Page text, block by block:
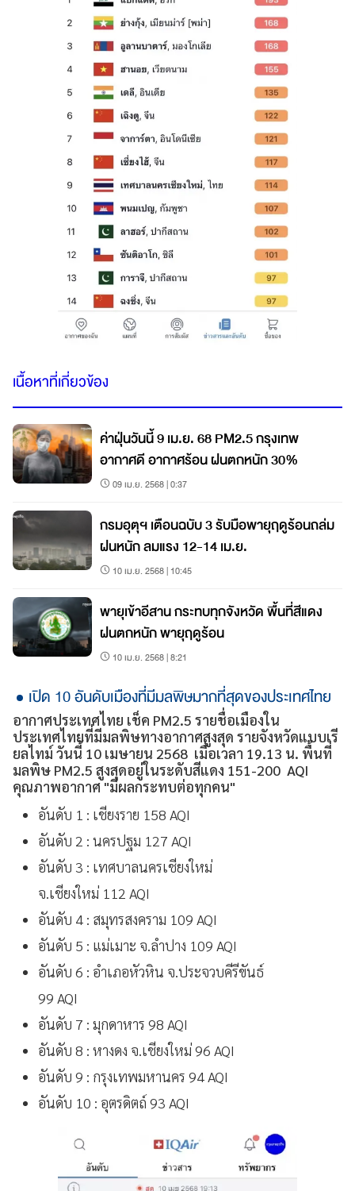
เนื้อหาที่เกี่ยวข้อง
ค่าฝุ่นวันนี้ 9 เม.ย. 68 PM2.5 กรุงเทพ
อากาศดี อากาศร้อน ฝนตกหนัก 30%
09 เม.ย. 2568 | 0:37
กรมอุตุฯ เตือนฉบับ 3 รับมือพายุฤดูร้อนถล่ม
ฝนหนัก ลมแรง 12-14 เม.ย.
10 เม.ย. 2568 | 10:45
พายุเข้าอีสาน กระทบทุกจังหวัด พื้นที่สีแดง
ฝนตกหนัก พายุฤดูร้อน
10 เม.ย. 2568 | 8:21
เปิด 10 อันดับเมืองที่มีมลพิษมากที่สุดของประเทศไทย
อากาศประเทศไทย เช็ค PM2.5 รายชื่อเมืองใน
ประเทศไทยที่มีมลพิษทางอากาศสูงสุด รายจังหวัดแบบเรี
ยลไทม์ วันนี้ 10 เมษายน 2568 เมื่อเวลา 19.13 น. พื้นที่
มลพิษ PM2.5 สูงสุดอยู่ในระดับสีแดง 151-200 AQI
คุณภาพอากาศ "มีผลกระทบต่อทุกคน"
อันดับ 1 : เชียงราย 158 AQI
อันดับ 2 : นครปฐม 127 AQI
อันดับ 3 : เทศบาลนครเชียงใหม่
จ.เชียงใหม่ 112 AQI
อันดับ 4 : สมุทรสงคราม 109 AQI
อันดับ 5 : แม่เมาะ จ.ลำปาง 109 AQI
อันดับ 6 : อำเภอหัวหิน จ.ประจวบคีรีขันธ์
99 AQI
อันดับ 7 : มุกดาหาร 98 AQI
อันดับ 8 : หางดง จ.เชียงใหม่ 96 AQI
อันดับ 9 : กรุงเทพมหานคร 94 AQI
อันดับ 10 : อุตรดิตถ์ 93 AQI